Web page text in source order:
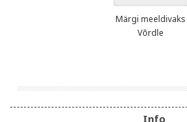
Märgi meeldivaks
Võrdle
Info